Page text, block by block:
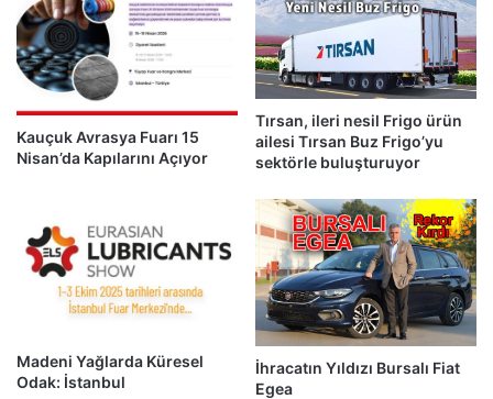
Kauçuk Avrasya Fuarı 15
Nisan’da Kapılarını Açıyor
Tırsan, ileri nesil Frigo ürün
ailesi Tırsan Buz Frigo’yu
sektörle buluşturuyor
Madeni Yağlarda Küresel
Odak: İstanbul
İhracatın Yıldızı Bursalı Fiat
Egea